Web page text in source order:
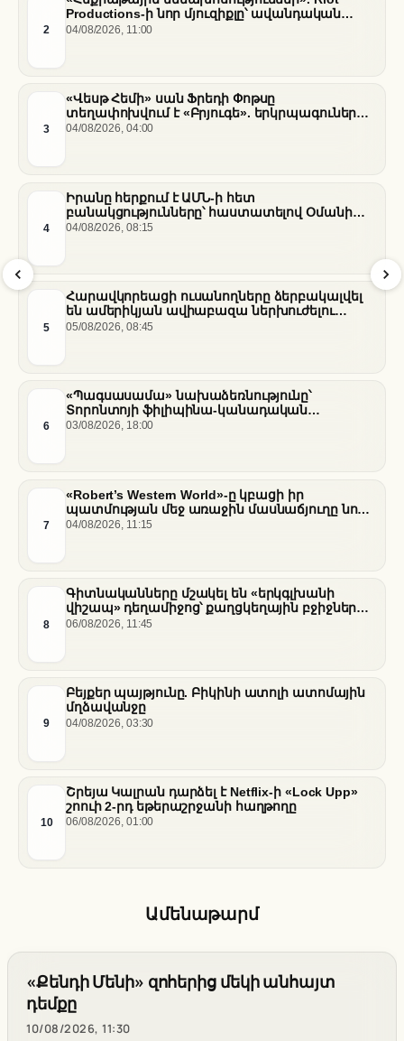
2
Productions-ի նոր մյուզիքլը՝ ավանդական
պատմությունների նոր վերաիմաստավորում
04/08/2026, 11:00
3
«Վեսթ Հեմի» սան Ֆրեդի Փոթսը
տեղափոխվում է «Բրյուգե». երկրպագուների
դժգոհությունը և ակումբի ռազմավարությունը
04/08/2026, 04:00
4
Իրանը հերքում է ԱՄՆ-ի հետ
բանակցությունները՝ հաստատելով Օմանի
միջնորդությամբ քննարկումները Հորմուզի
04/08/2026, 08:15
5
Հարավկորեացի ուսանողները ձերբակալվել
են ամերիկյան ավիաբազա ներխուժելու
համար
05/08/2026, 08:45
6
«Պագսասամա» նախաձեռնությունը՝
Տորոնտոյի ֆիլիպինա-կանադական
արվեստագետների համար
03/08/2026, 18:00
7
«Robert’s Western World»-ը կբացի իր
պատմության մեջ առաջին մասնաճյուղը նոր
«Nissan Stadium» մարզադաշտում
04/08/2026, 11:15
8
Գիտնականները մշակել են «երկգլխանի
վիշապ» դեղամիջոց՝ քաղցկեղային բջիջները
սովամահ անելու համար
06/08/2026, 11:45
9
Բեյքեր պայթյունը. Բիկինի ատոլի ատոմային
մղձավանջը
04/08/2026, 03:30
10
Շրեյա Կալրան դարձել է Netflix-ի «Lock Upp»
շոուի 2-րդ եթերաշրջանի հաղթողը
06/08/2026, 01:00
Ամենաթարմ
«Քենդի Մենի» զոհերից մեկի անհայտ
դեմքը
10/08/2026, 11:30